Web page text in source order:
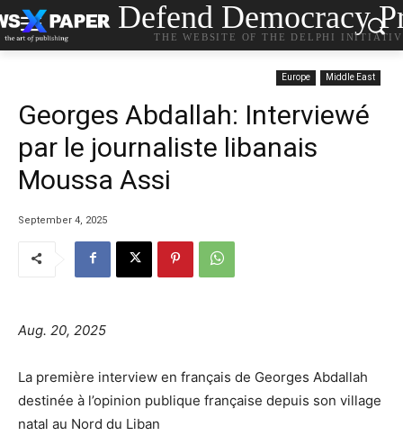
Defend Democracy
THE WEBSITE OF THE DELPHI
Europe Middle East
Georges Abdallah: Interviewé
par le journaliste libanais
Moussa Assi
September 4, 2025
Aug. 20, 2025
La première interview en français de Georges Abdallah
destinée à l’opinion publique française depuis son village
natal au Nord du Liban